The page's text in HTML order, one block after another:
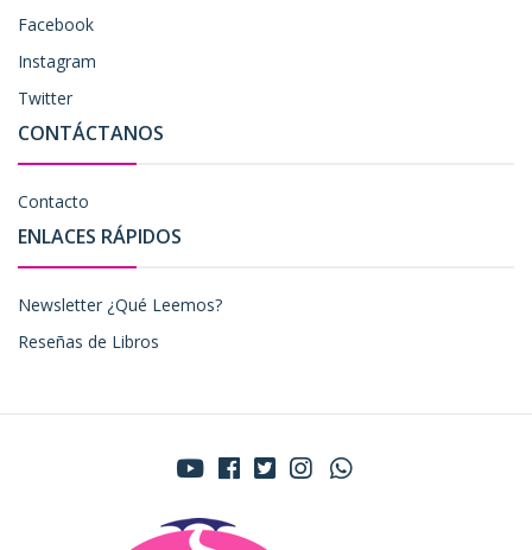
Facebook
Instagram
Twitter
CONTÁCTANOS
Contacto
ENLACES RÁPIDOS
Newsletter ¿Qué Leemos?
Reseñas de Libros